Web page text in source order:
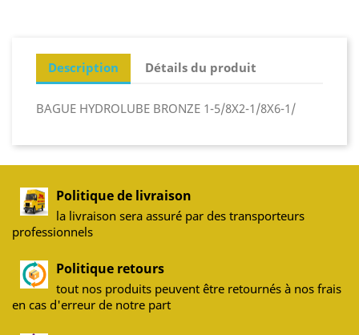
Description Détails du produit
BAGUE HYDROLUBE BRONZE 1-5/8X2-1/8X6-1/
Politique de livraison
la livraison sera assuré par des transporteurs
professionnels
Politique retours
tout nos produits peuvent être retournés à nos frais
en cas d'erreur de notre part